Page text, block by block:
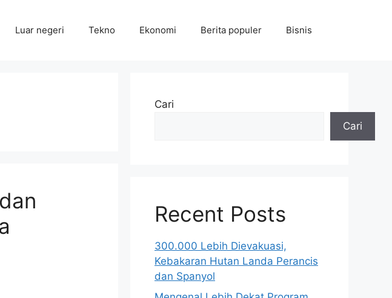
Luar negeri Tekno Ekonomi Berita populer Bisnis
Cari
Cari
Recent Posts
300.000 Lebih Dievakuasi,
Kebakaran Hutan Landa Perancis
dan Spanyol